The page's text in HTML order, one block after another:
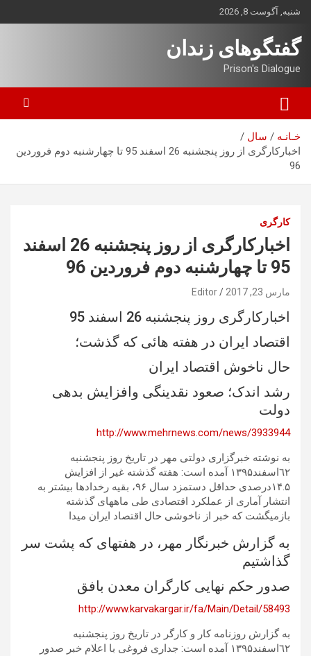
بروید
شنبه, آگوست 8, 2026
گفتگوهای زندان
Prison's Dialogue
خـانـه
سال
اخبارکارگری از روز پنجشنبه 26 اسفند 95 تا چهارشنبه دوم فروردین
96
کارگری
اخبارکارگری از روز پنجشنبه 26 اسفند
95 تا چهارشنبه دوم فروردین 96
مارس 23, 2017 Editor
اخبارکارگری روز پنجشنبه 26 اسفند 95
اقتصاد ایران در هفته هائی که گذشت؛
حال ناخوش اقتصاد ایران
رشد اندک؛ صعود نقدینگی وافزایش بدهی
دولت
http://www.mehrnews.com/news/3933944
به نوشته خبرگزاری دولتی مهر در تاریخ روز پنجشنبه
٦۲اسفند۱۳۹۵ آمده است: هفته گذشته غیر از افزایش
۱۴.۵درصدی حداقل دستمزد سال ۹۶، بقیه رخدادها بیشتر به
انتشار آماری از عملکرد اقتصادی طی ماههای گذشته
بازمیگشت که خبر از ناخوشی حال اقتصاد ایران میدا
به گزارش خبرنگار مهر، در هفتهای که پشت سر
گذاشتیم
صدور حکم نهایی کارگران معدن بافق
http://www.karvakargar.ir/fa/Main/Detail/58493
به گزارش روزنامه کار و کارگر در تاریخ روز پنجشنبه
٦۲اسفند۱۳۹۵ آمده است: جداری فروغی با اعلام خبر صدور